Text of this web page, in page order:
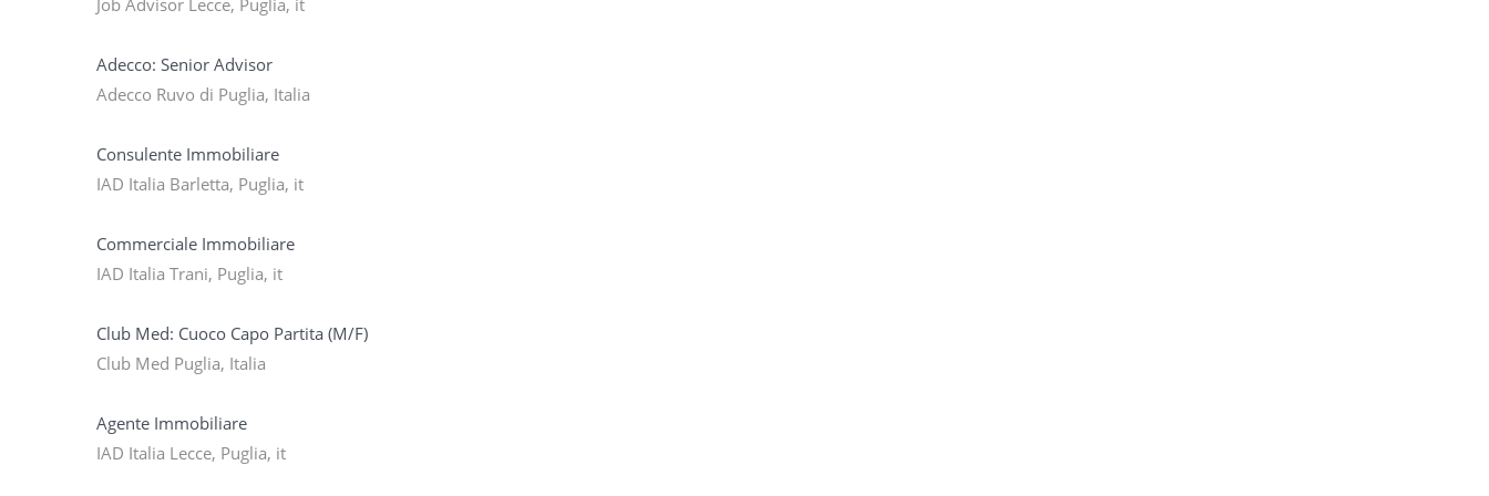
Adecco: Senior Advisor
Adecco Ruvo di Puglia, Italia
Consulente Immobiliare
IAD Italia Barletta, Puglia, it
Commerciale Immobiliare
IAD Italia Trani, Puglia, it
Club Med: Cuoco Capo Partita (M/F)
Club Med Puglia, Italia
Agente Immobiliare
IAD Italia Lecce, Puglia, it